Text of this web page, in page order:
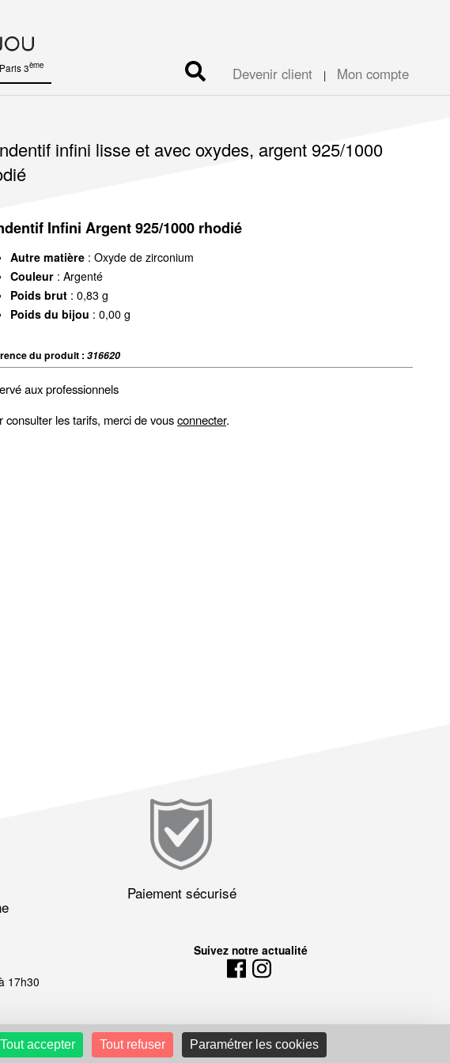
Devenir client | Mon compte
3ème
infini lisse et avec oxydes, argent 925/1000
Infini Argent 925/1000 rhodié
Autre matière: Oxyde de zirconium
Couleur: Argenté
Poids brut: 0,83 g
Poids du bijou : 0,00 g
du produit : 316620
aux professionnels
consulter les tarifs, merci de vousconnecter.
Paiement sécurisé
17h30
Suivez notre actualité
Tout accepter Tout refuser Paramétrer les cookies